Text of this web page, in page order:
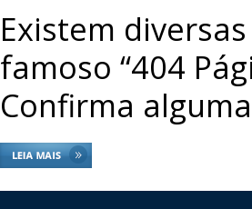
Existem
famoso “404
Confirma